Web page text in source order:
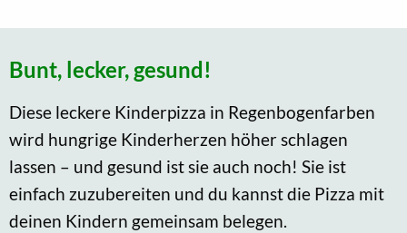
Bunt, lecker, gesund!
Diese leckere Kinderpizza in Regenbogenfarben
wird hungrige Kinderherzen höher schlagen
lassen – und gesund ist sie auch noch! Sie ist
einfach zuzubereiten und du kannst die Pizza mit
deinen Kindern gemeinsam belegen.